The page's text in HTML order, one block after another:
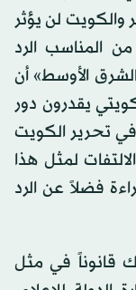
والكويت لن يؤثر
المناسب الرد
الأوسط» أن
يقدرون دور
تحرير الكويت
لمثل هذا
فضلاً عن الرد
قانوناً في مثل